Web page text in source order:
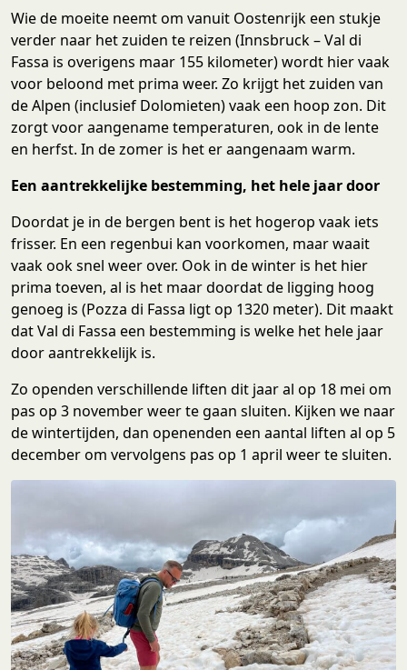
Wie de moeite neemt om vanuit Oostenrijk een stukje
verder naar het zuiden te reizen (Innsbruck – Val di
Fassa is overigens maar 155 kilometer) wordt hier vaak
voor beloond met prima weer. Zo krijgt het zuiden van
de Alpen (inclusief Dolomieten) vaak een hoop zon. Dit
zorgt voor aangename temperaturen, ook in de lente
en herfst. In de zomer is het er aangenaam warm.
Een aantrekkelijke bestemming, het hele jaar door
Doordat je in de bergen bent is het hogerop vaak iets
frisser. En een regenbui kan voorkomen, maar waait
vaak ook snel weer over. Ook in de winter is het hier
prima toeven, al is het maar doordat de ligging hoog
genoeg is (Pozza di Fassa ligt op 1320 meter). Dit maakt
dat Val di Fassa een bestemming is welke het hele jaar
door aantrekkelijk is.
Zo openden verschillende liften dit jaar al op 18 mei om
pas op 3 november weer te gaan sluiten. Kijken we naar
de wintertijden, dan openenden een aantal liften al op 5
december om vervolgens pas op 1 april weer te sluiten.